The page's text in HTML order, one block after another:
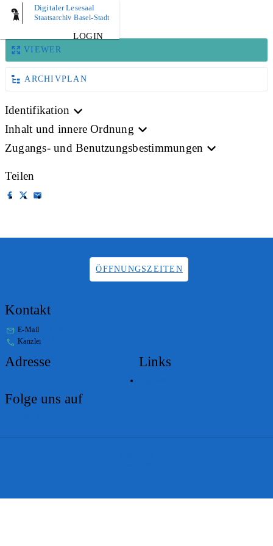
Digitaler Lesesaal
Staatsarchiv Basel-Stadt
LOGIN
BILD
VIEWER
ARCHIVPLAN
Identifikation
Inhalt und innere Ordnung
Zugangs- und Benutzungsbestimmungen
Teilen
ÖFFNUNGSZEITEN
Kontakt
E-Mail
Kanzlei
Adresse Links
Folge uns auf